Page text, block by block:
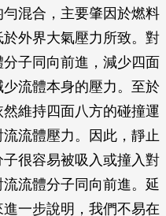
混合，主要肇因於燃料
外界大氣壓力所致。對
子同向前進，減少四面
流體本身的壓力。至於
維持四面八方的碰撞運
流體壓力。因此，靜止
很容易被吸入或撞入對
流體分子同向前進。延
一步說明，我們不易在